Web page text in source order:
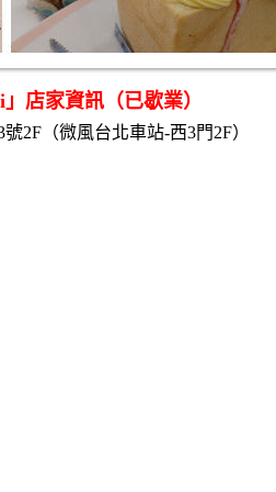
店家資訊（已歇業）
2F（微風台北車站-西3門2F）